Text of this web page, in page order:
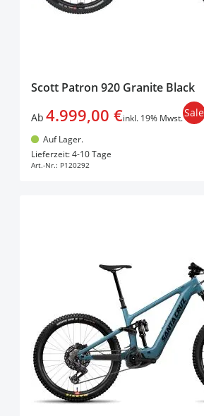
Scott Patron 920 Granite Black
Ab 4.999,00 €inkl. 19% Mwst.Sale
Auf Lager.
Lieferzeit: 4-10 Tage
Art.-Nr.: P120292